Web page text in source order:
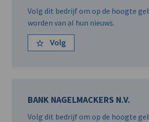
Volg dit bedrijf om op de hoogte
worden van al hun nieuws.
Volg
BANK NAGELMACKERS N.V.
Volg dit bedrijf om op de hoogte